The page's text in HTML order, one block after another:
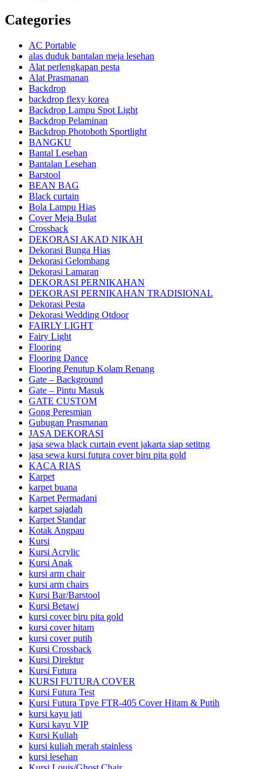
Categories
AC Portable
alas duduk bantalan meja lesehan
Alat perlengkapan pesta
Alat Prasmanan
Backdrop
backdrop flexy korea
Backdrop Lampu Spot Light
Backdrop Pelaminan
Backdrop Photoboth Sportlight
BANGKU
Bantal Lesehan
Bantalan Lesehan
Barstool
BEAN BAG
Black curtain
Bola Lampu Hias
Cover Meja Bulat
Crossback
DEKORASI AKAD NIKAH
Dekorasi Bunga Hias
Dekorasi Gelombang
Dekorasi Lamaran
DEKORASI PERNIKAHAN
DEKORASI PERNIKAHAN TRADISIONAL
Dekorasi Pesta
Dekorasi Wedding Otdoor
FAIRLY LIGHT
Fairy Light
Flooring
Flooring Dance
Flooring Penutup Kolam Renang
Gate – Background
Gate – Pintu Masuk
GATE CUSTOM
Gong Peresmian
Gubugan Prasmanan
JASA DEKORASI
jasa sewa black curtain event jakarta siap setitng
jasa sewa kursi futura cover biru pita gold
KACA RIAS
Karpet
karpet buana
Karpet Permadani
karpet sajadah
Karpet Standar
Kotak Angpau
Kursi
Kursi Acrylic
Kursi Anak
kursi arm chair
kursi arm chairs
Kursi Bar/Barstool
Kursi Betawi
kursi cover biru pita gold
kursi cover hitam
kursi cover putih
Kursi Crossback
Kursi Direktur
Kursi Futura
KURSI FUTURA COVER
Kursi Futura Test
Kursi Futura Tpye FTR-405 Cover Hitam & Putih
kursi kayu jati
Kursi kayu VIP
Kursi Kuliah
kursi kuliah merah stainless
kursi lesehan